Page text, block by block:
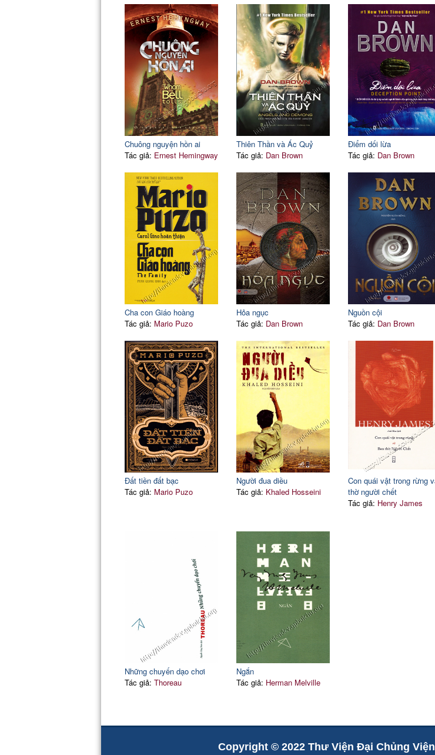
Chuông nguyện hồn ai
Tác giả: Ernest Hemingway
Thiên Thần và Ác Quỷ
Tác giả: Dan Brown
Điểm dối lừa
Tác giả: Dan Brown
Cha con Giáo hoàng
Tác giả: Mario Puzo
Hỏa ngục
Tác giả: Dan Brown
Nguồn cội
Tác giả: Dan Brown
Đất tiền đất bạc
Tác giả: Mario Puzo
Người đua diều
Tác giả: Khaled Hosseini
Con quái vật trong rừng
thờ người chết
Tác giả: Henry James
Những chuyến dạo chơi
Tác giả: Thoreau
Ngắn
Tác giả: Herman Melville
Copyright © 2022 Thư Viện Đại Chủng